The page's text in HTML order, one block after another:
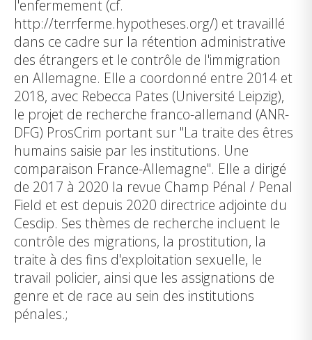
l'enfermement (cf.
http://terrferme.hypotheses.org/) et travaillé
dans ce cadre sur la rétention administrative
des étrangers et le contrôle de l'immigration
en Allemagne. Elle a coordonné entre 2014 et
2018, avec Rebecca Pates (Université Leipzig),
le projet de recherche franco-allemand (ANR-
DFG) ProsCrim portant sur "La traite des êtres
humains saisie par les institutions. Une
comparaison France-Allemagne". Elle a dirigé
de 2017 à 2020 la revue Champ Pénal / Penal
Field et est depuis 2020 directrice adjointe du
Cesdip. Ses thèmes de recherche incluent le
contrôle des migrations, la prostitution, la
traite à des fins d'exploitation sexuelle, le
travail policier, ainsi que les assignations de
genre et de race au sein des institutions
pénales.;